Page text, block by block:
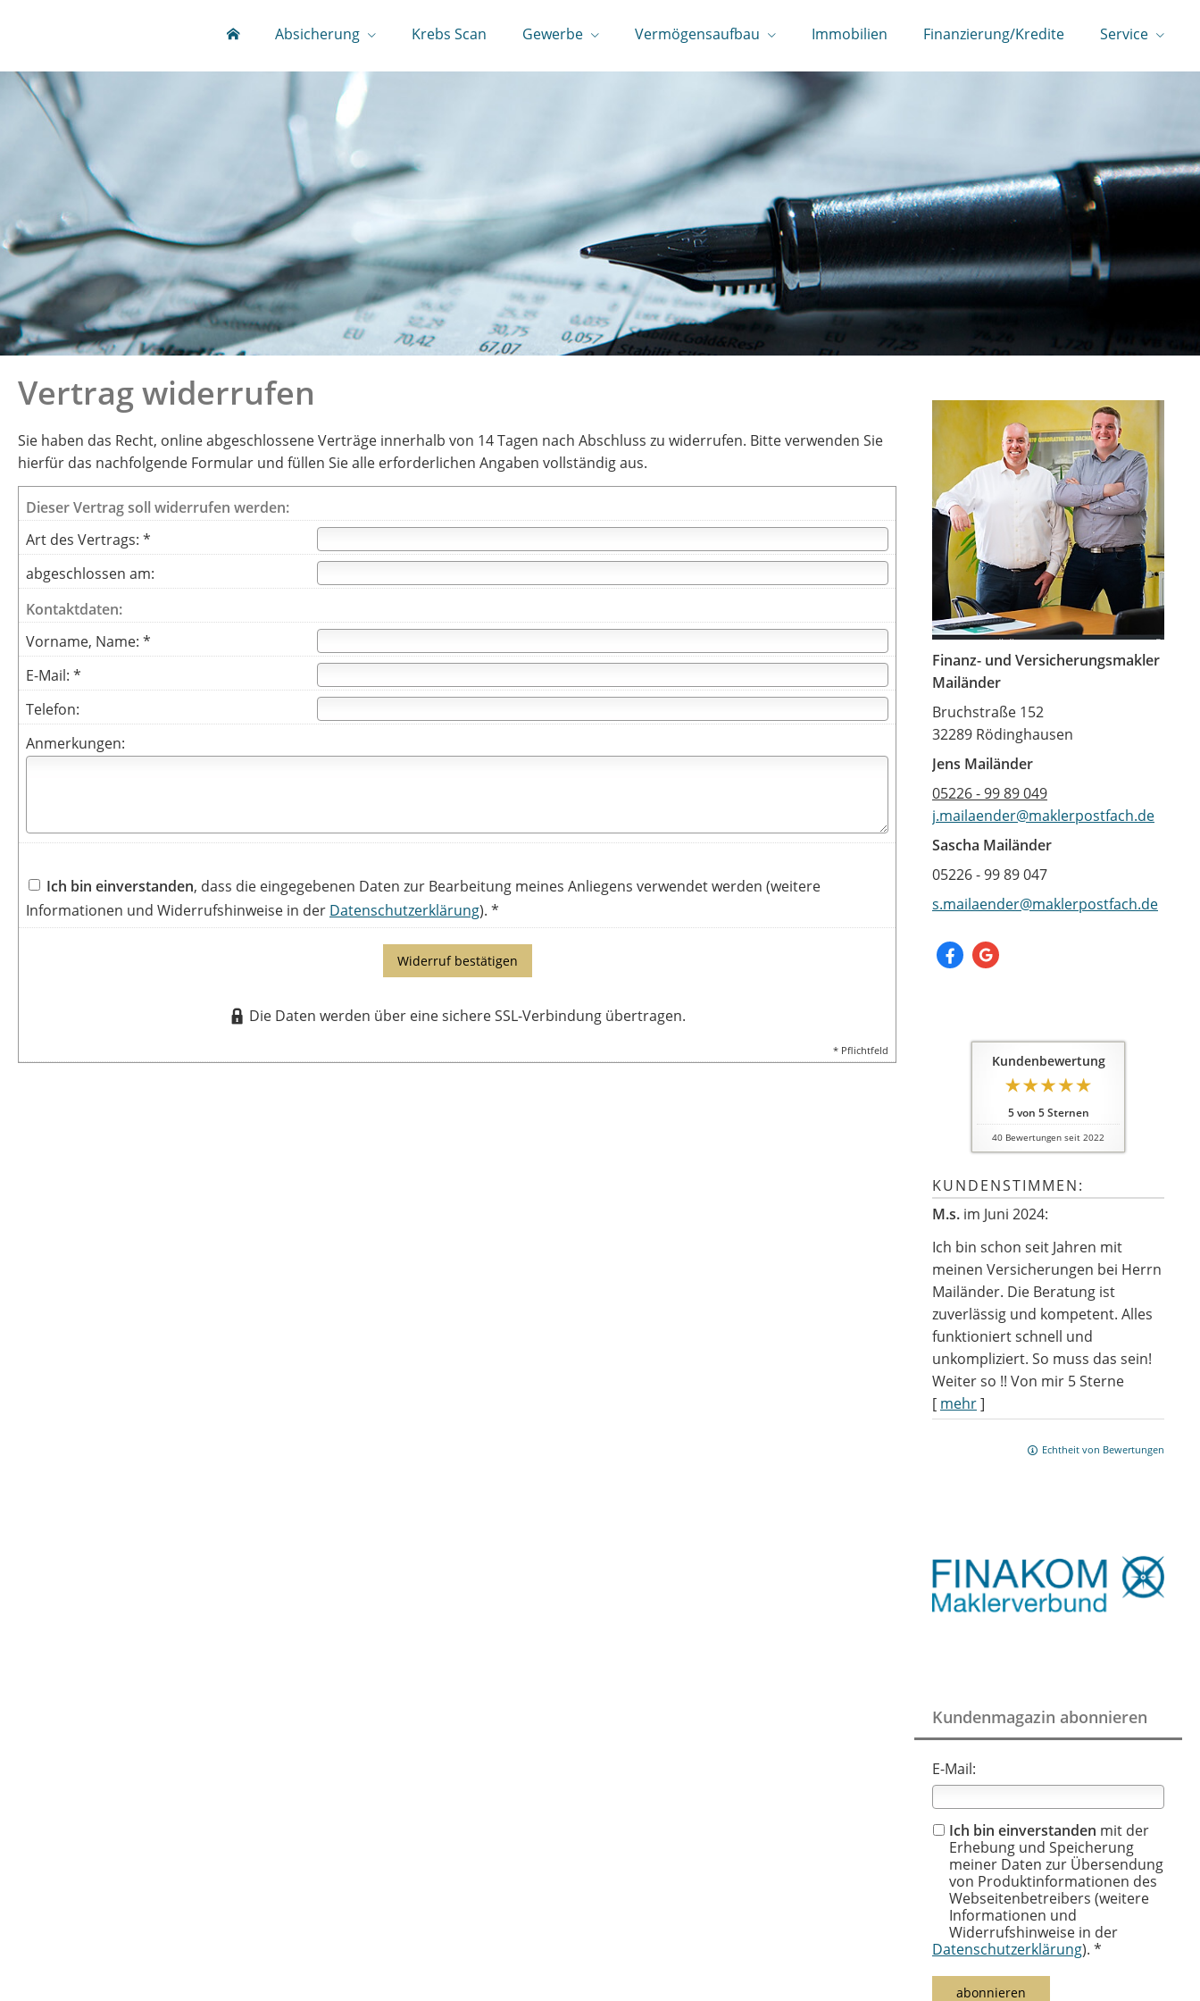
Absicherung Krebs Scan Gewerbe Vermögensaufbau Immobilien Finanzierung/Kredite Service
Finanz- und Versicherungsmakler
Mailänder
Bruchstraße 152
32289 Rödinghausen
Jens Mailänder
05226 - 99 89 049
j.mailaender@maklerpostfach.de
Sascha Mailänder
05226 - 99 89 047
s.mailaender@maklerpostfach.de
Kundenbewertung
5von 5Sternen
40 Bewertungen seit 2022
KUNDENSTIMMEN:
M.s. im Juni 2024:
Ich bin schon seit Jahren mit
meinen Versicherungen bei Herrn
Mailänder. Die Beratung ist
zuverlässig und kompetent. Alles
funktioniert schnell und
unkompliziert. So muss das sein!
Weiter so !! Von mir 5 Sterne
[ mehr]
Echtheit von Bewertungen
Kundenmagazin abonnieren
E-Mail:
Ich bin einverstanden mit der
Erhebung und Speicherung
meiner Daten zur Übersendung
von Produktinformationen des
Webseitenbetreibers (weitere
Informationen und
Widerrufshinweise in der
Datenschutzerklärung). *
Vertrag widerrufen
Sie haben das Recht, online abgeschlossene Verträge innerhalb von 14 Tagen nach Abschluss zu widerrufen. Bitte verwenden Sie
hierfür das nachfolgende Formular und füllen Sie alle erforderlichen Angaben vollständig aus.
Dieser Vertrag soll widerrufen werden:
Art des Vertrags: *
abgeschlossen am:
Kontaktdaten:
Vorname, Name: *
E-Mail: *
Telefon:
Anmerkungen:
Ich bin einverstanden, dass die eingegebenen Daten zur Bearbeitung meines Anliegens verwendet werden (weitere
Informationen und Widerrufshinweise in der Datenschutzerklärung). *
Widerruf bestätigen
Die Daten werden über eine sichere SSL-Verbindung übertragen.
* Pflichtfeld